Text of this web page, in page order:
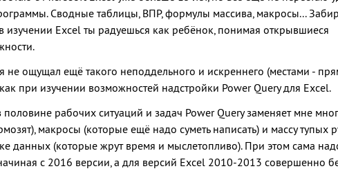
Сводные таблицы, ВПР, формулы массива, макросы...
изучении Excel ты радуешься как ребёнок, понимая открывшиеся
не ощущал ещё такого неподдельного и искреннего (местами -
при изучении возможностей надстройки Power Query для Excel.
рабочих ситуаций и задач Power Query заменяет мне
макросы (которые ещё надо суметь написать) и массу тупых
данных (которые жрут время и мыслетопливо). При этом сама
с 2016 версии, а для версий Excel 2010-2013 совершенно